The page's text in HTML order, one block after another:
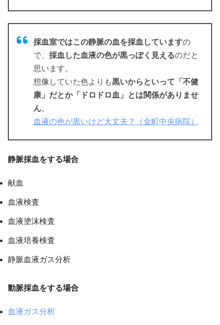
採血室ではこの静脈の血を採血していますの
で、 採血した血液の色が黒っぽく見えるのだと
思います。
想像していた色よりも黒いからといって「不健
康」だとか「ドロドロ血」とは関係がありませ
ん。
血液の色が黒いけど大丈夫？（金町中央病院）
静脈採血をする場合
献血
血液検査
血液塗沫検査
血液培養検査
静脈血液ガス分析
動脈採血をする場合
血液ガス分析